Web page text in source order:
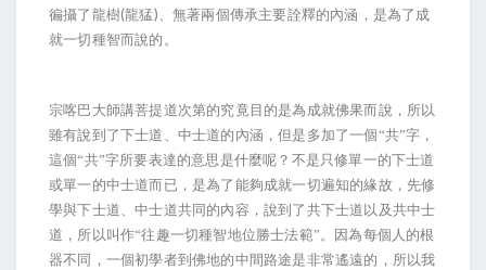
徧攝了龍樹(龍猛)、無著兩個傳承主要詮釋的內涵，是為了成
就一切種智而說的。
宗喀巴大師講菩提道次第的究竟目的是為成就佛果而說，所以
雖有說到了下士道、中士道的內涵，但是多加了一個“共”字，
這個“共”字所要表達的意思是什麼呢？不是只修單一的下士道
或單一的中士道而已，是為了能夠成就一切遍知的緣故，先修
學與下士道、中士道共同的內容，說到了共下士道以及共中士
道，所以叫作“往趣一切種智地位勝士法範”。因為每個人的根
器不同，一個初學者到佛地的中間路途是非常遙遠的，所以我